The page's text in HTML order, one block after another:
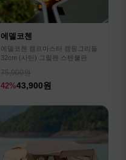
에델코첸
에델코첸 캠프마스터 캠핑그리들
32cm (사틴) 그릴팬 스텐불판
75,900원
42%43,900원